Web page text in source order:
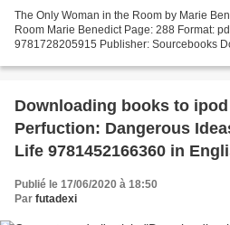
The Only Woman in the Room by Marie
Room Marie Benedict Page: 288 Format:
9781728205915 Publisher: Sourcebooks
Downloading books to
Perfuction: Dangerous
Life 9781452166360
Publié le 17/06/2020 à 18:50
Par futadexi